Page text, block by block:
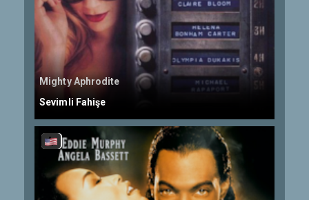
Mighty Aphrodite
Sevimli Fahişe